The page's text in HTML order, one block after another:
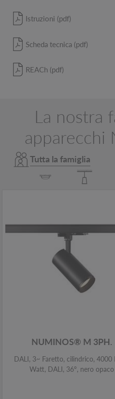
Istruzioni (pdf)
Scheda tecnica (pdf)
REACh (pdf)
La nostra
apparecchi
Tutta la famiglia
NUMINOS® M 3PH.
DALI, 3~ Faretto, cilindrico, 4000
Watt, DALI, 36°, nero opaco